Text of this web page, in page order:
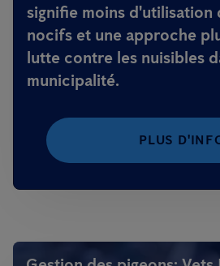
signifie moins d'utilisation
nocifs et une approche
lutte contre les nuisibles
municipalité.
PLUS